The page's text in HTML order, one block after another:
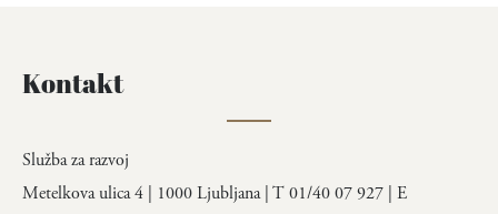
Kontakt
Služba za razvoj
Metelkova ulica 4 | 1000 Ljubljana | T 01/40 07 927 | E